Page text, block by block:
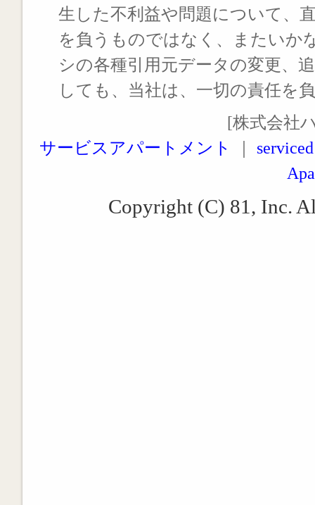
生した不利益や問題について、
を負うものではなく、またいか
シの各種引用元データの変更、
しても、当社は、一切の責任を
[株式会社
サービスアパートメント
Copyright (C) 81, Inc.